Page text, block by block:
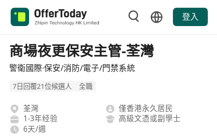
登入
商場夜更保安主管-荃灣
警衛國際·保安/消防/電子/門禁系統
7日回覆21位候選人 全職
荃灣
僅香港永久居民
1-3年经验
高級文憑或副學士
6天/週